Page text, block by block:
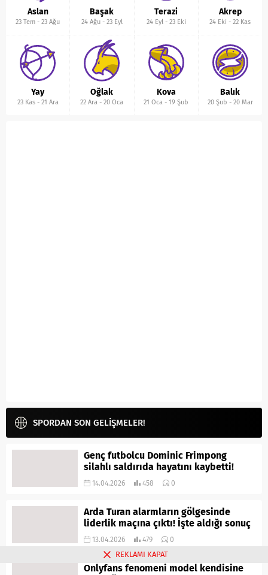
Aslan
23 Tem -23 Ağu
Başak
24 Ağu- 23 Eyl
Terazi
24 Eyl- 23 Eki
Akrep
24 Eki -22 Kas
Yay
23 Kas- 21 Ara
Oğlak
22 Ara -20 Oca
Kova
21 Oca -19 Şub
Balık
20 Şub - 20 Mar
SPORDAN SON GELİŞMELER!
Genç futbolcu Dominic Frimpong
silahlı saldırıda hayatını kaybetti!
14.04.2026 458 0
Arda Turan alarmların gölgesinde
liderlik maçına çıktı! İşte aldığı sonuç
13.04.2026 479 0
Onlyfans fenomeni model kendisine
REKLAMI KAPAT